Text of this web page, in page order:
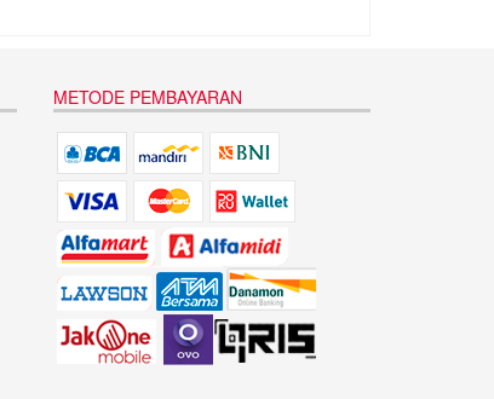
METODE PEMBAYARAN